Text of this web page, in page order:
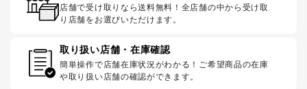
店舗で受け取りなら送料無料！全店舗の中から受け取
り店舗をお選びいただけます。
取り扱い店舗・在庫確認
簡単操作で店舗在庫状況がわかる！ご希望商品の在庫
や取り扱い店舗の確認ができます。